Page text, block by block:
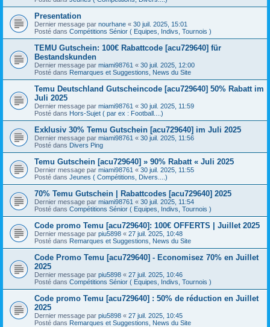
Presentation
Dernier message par nourhane « 30 juil. 2025, 15:01
Posté dans Compétitions Sénior ( Equipes, Indivs, Tournois )
TEMU Gutschein: 100€ Rabattcode [acu729640] für
Bestandskunden
Dernier message par miami98761 « 30 juil. 2025, 12:00
Posté dans Remarques et Suggestions, News du Site
Temu Deutschland Gutscheincode [acu729640] 50% Rabatt im
Juli 2025
Dernier message par miami98761 « 30 juil. 2025, 11:59
Posté dans Hors-Sujet ( par ex : Football....)
Exklusiv 30% Temu Gutschein [acu729640] im Juli 2025
Dernier message par miami98761 « 30 juil. 2025, 11:56
Posté dans Divers Ping
Temu Gutschein [acu729640] » 90% Rabatt « Juli 2025
Dernier message par miami98761 « 30 juil. 2025, 11:55
Posté dans Jeunes ( Compétitions, Divers....)
70% Temu Gutschein | Rabattcodes [acu729640] 2025
Dernier message par miami98761 « 30 juil. 2025, 11:54
Posté dans Compétitions Sénior ( Equipes, Indivs, Tournois )
Code promo Temu [acu729640]: 100€ OFFERTS | Juillet 2025
Dernier message par piu5898 « 27 juil. 2025, 10:48
Posté dans Remarques et Suggestions, News du Site
Code Promo Temu [acu729640] - Economisez 70% en Juillet
2025
Dernier message par piu5898 « 27 juil. 2025, 10:46
Posté dans Compétitions Sénior ( Equipes, Indivs, Tournois )
Code promo Temu [acu729640] : 50% de réduction en Juillet
2025
Dernier message par piu5898 « 27 juil. 2025, 10:45
Posté dans Remarques et Suggestions, News du Site